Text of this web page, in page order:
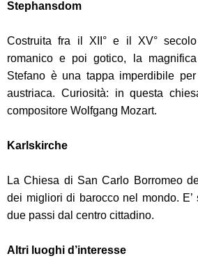
Stephansdom
Costruita fra il XII° e il XV°
romanico e poi gotico, la
Stefano è una tappa imperdibile
austriaca. Curiosità: in questa
compositore Wolfgang Mozart.
Karlskirche
La Chiesa di San Carlo Borromeo
dei migliori di barocco nel mondo. E’
due passi dal centro cittadino.
Altri luoghi d’interesse